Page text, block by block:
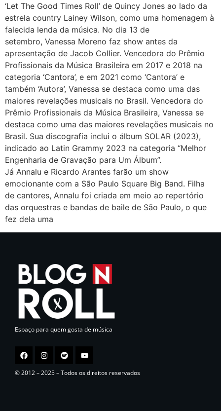
‘Let The Good Times Roll’ de Quincy Jones ao lado da
estrela country Lainey Wilson, como uma homenagem à
falecida lenda da música. No dia 13 de
setembro, Vanessa Moreno faz show antes da
apresentação de Jacob Collier. Vencedora do Prêmio
Profissionais da Música Brasileira em 2017 e 2018 na
categoria ‘Cantora’, e em 2021 como ‘Cantora’ e
também ‘Autora’, Vanessa se destaca como uma das
maiores revelações musicais no Brasil. Vencedora do
Prêmio Profissionais da Música Brasileira, Vanessa se
destaca como uma das maiores revelações musicais no
Brasil. Sua discografia inclui o álbum SOLAR (2023),
indicado ao Latin Grammy 2023 na categoria “Melhor
Engenharia de Gravação para Um Álbum”.
Já Annalu e Ricardo Arantes farão um show
emocionante com a São Paulo Square Big Band. Filha
de cantores, Annalu foi criada em meio ao repertório
das orquestras e bandas de baile de São Paulo, o que
fez dela uma
Espaço para quem gosta de música
© 2012 – 2025 – Todos os direitos reservados